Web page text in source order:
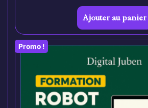
Ajouter au panier
Promo !